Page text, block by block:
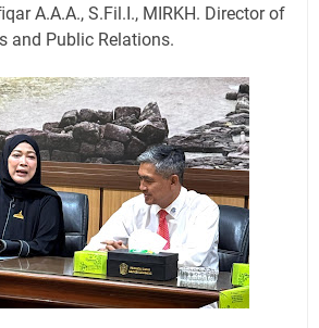
A.A.A., S.Fil.I., MIRKH. Director of
and Public Relations.